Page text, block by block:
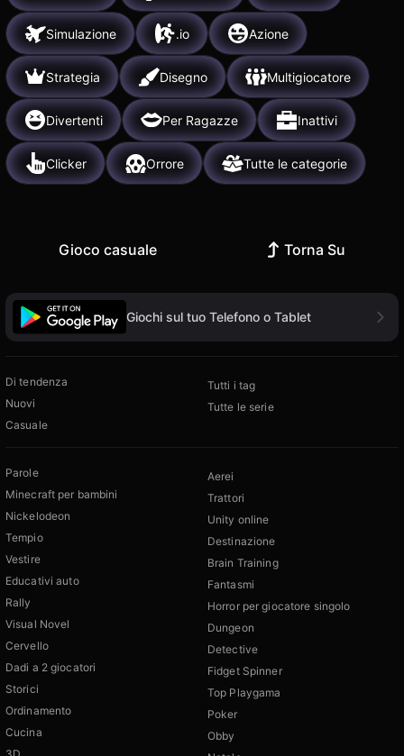
Simulazione .io Azione
Strategia Disegno Multigiocatore
Divertenti Per Ragazze Inattivi
Clicker Orrore Tutte le categorie
Gioco casuale Torna Su
Giochi sul tuo Telefono o Tablet
Di tendenza
Nuovi
Casuale
Tutti i tag
Tutte le serie
Parole
Minecraft per bambini
Nickelodeon
Tempio
Vestire
Educativi auto
Rally
Visual Novel
Cervello
Dadi a 2 giocatori
Storici
Ordinamento
Cucina
Aerei
Trattori
Unity online
Destinazione
Brain Training
Fantasmi
Horror per giocatore singolo
Dungeon
Detective
Fidget Spinner
Top Playgama
Poker
Obby